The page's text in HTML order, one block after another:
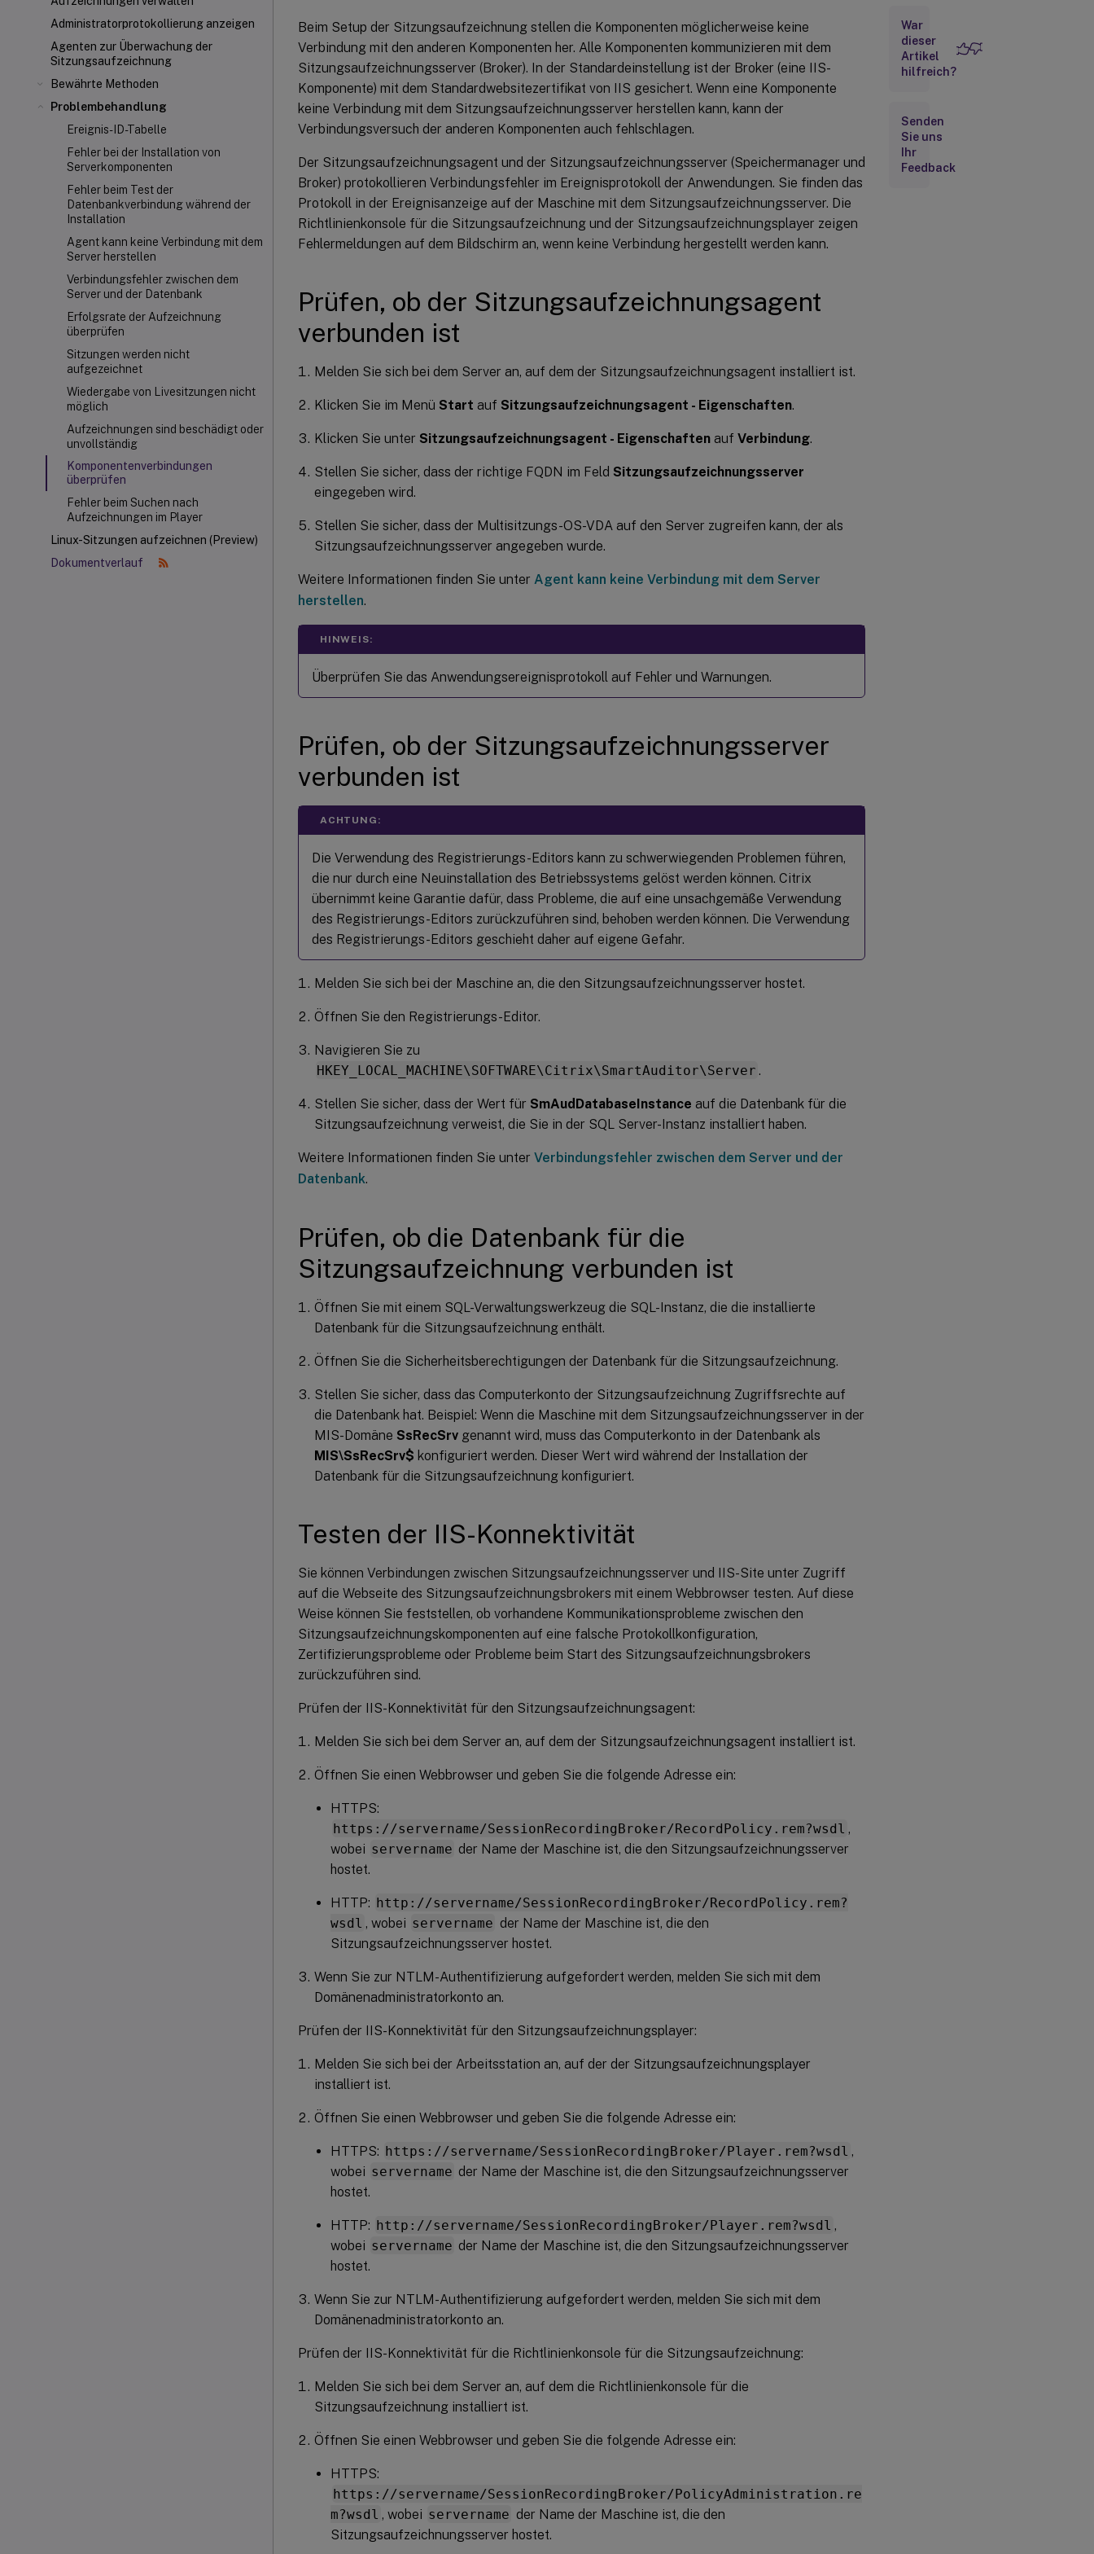
Administratorprotokollierung anzeigen
Agenten zur Überwachung der
Sitzungsaufzeichnung
Bewährte Methoden
Problembehandlung
Ereignis-ID-Tabelle
Fehler bei der Installation von
Serverkomponenten
Fehler beim Test der
Datenbankverbindung während der
Installation
Agent kann keine Verbindung mit dem
Server herstellen
Verbindungsfehler zwischen dem
Server und der Datenbank
Erfolgsrate der Aufzeichnung
überprüfen
Sitzungen werden nicht
aufgezeichnet
Wiedergabe von Livesitzungen nicht
möglich
Aufzeichnungen sind beschädigt oder
unvollständig
Komponentenverbindungen
überprüfen
Fehler beim Suchen nach
Aufzeichnungen im Player
Linux-Sitzungen aufzeichnen (Preview)
Dokumentverlauf
Beim Setup der Sitzungsaufzeichnung stellen die Komponenten möglicherweise keine
Verbindung mit den anderen Komponenten her. Alle Komponenten kommunizieren mit dem
Sitzungsaufzeichnungsserver (Broker). In der Standardeinstellung ist der Broker (eine IIS-
Komponente) mit dem Standardwebsitezertifikat von IIS gesichert. Wenn eine Komponente
keine Verbindung mit dem Sitzungsaufzeichnungsserver herstellen kann, kann der
Verbindungsversuch der anderen Komponenten auch fehlschlagen.
Der Sitzungsaufzeichnungsagent und der Sitzungsaufzeichnungsserver (Speichermanager und
Broker) protokollieren Verbindungsfehler im Ereignisprotokoll der Anwendungen. Sie finden das
Protokoll in der Ereignisanzeige auf der Maschine mit dem Sitzungsaufzeichnungsserver. Die
Richtlinienkonsole für die Sitzungsaufzeichnung und der Sitzungsaufzeichnungsplayer zeigen
Fehlermeldungen auf dem Bildschirm an, wenn keine Verbindung hergestellt werden kann.
Prüfen, ob der Sitzungsaufzeichnungsagent
verbunden ist
Melden Sie sich bei dem Server an, auf dem der Sitzungsaufzeichnungsagent installiert ist.
Klicken Sie im Menü Start auf Sitzungsaufzeichnungsagent - Eigenschaften.
Klicken Sie unter Sitzungsaufzeichnungsagent - Eigenschaften auf Verbindung.
Stellen Sie sicher, dass der richtige FQDN im Feld Sitzungsaufzeichnungsserver
eingegeben wird.
Stellen Sie sicher, dass der Multisitzungs-OS-VDA auf den Server zugreifen kann, der als
Sitzungsaufzeichnungsserver angegeben wurde.
Weitere Informationen finden Sie unter Agent kann keine Verbindung mit dem Server
herstellen.
HINWEIS:
Überprüfen Sie das Anwendungsereignisprotokoll auf Fehler und Warnungen.
Prüfen, ob der Sitzungsaufzeichnungsserver
verbunden ist
ACHTUNG:
Die Verwendung des Registrierungs-Editors kann zu schwerwiegenden Problemen führen,
die nur durch eine Neuinstallation des Betriebssystems gelöst werden können. Citrix
übernimmt keine Garantie dafür, dass Probleme, die auf eine unsachgemäße Verwendung
des Registrierungs-Editors zurückzuführen sind, behoben werden können. Die Verwendung
des Registrierungs-Editors geschieht daher auf eigene Gefahr.
Melden Sie sich bei der Maschine an, die den Sitzungsaufzeichnungsserver hostet.
Öffnen Sie den Registrierungs-Editor.
Navigieren Sie zu
HKEY_LOCAL_MACHINE\SOFTWARE\Citrix\SmartAuditor\Server .
Stellen Sie sicher, dass der Wert für SmAudDatabaseInstance auf die Datenbank für die
Sitzungsaufzeichnung verweist, die Sie in der SQL Server-Instanz installiert haben.
Weitere Informationen finden Sie unter Verbindungsfehler zwischen dem Server und der
Datenbank.
Prüfen, ob die Datenbank für die
Sitzungsaufzeichnung verbunden ist
Öffnen Sie mit einem SQL-Verwaltungswerkzeug die SQL-Instanz, die die installierte
Datenbank für die Sitzungsaufzeichnung enthält.
Öffnen Sie die Sicherheitsberechtigungen der Datenbank für die Sitzungsaufzeichnung.
Stellen Sie sicher, dass das Computerkonto der Sitzungsaufzeichnung Zugriffsrechte auf
die Datenbank hat. Beispiel: Wenn die Maschine mit dem Sitzungsaufzeichnungsserver in der
MIS-Domäne SsRecSrv genannt wird, muss das Computerkonto in der Datenbank als
MIS\SsRecSrv$ konfiguriert werden. Dieser Wert wird während der Installation der
Datenbank für die Sitzungsaufzeichnung konfiguriert.
Testen der IIS-Konnektivität
Sie können Verbindungen zwischen Sitzungsaufzeichnungsserver und IIS-Site unter Zugriff
auf die Webseite des Sitzungsaufzeichnungsbrokers mit einem Webbrowser testen. Auf diese
Weise können Sie feststellen, ob vorhandene Kommunikationsprobleme zwischen den
Sitzungsaufzeichnungskomponenten auf eine falsche Protokollkonfiguration,
Zertifizierungsprobleme oder Probleme beim Start des Sitzungsaufzeichnungsbrokers
zurückzuführen sind.
Prüfen der IIS-Konnektivität für den Sitzungsaufzeichnungsagent:
Melden Sie sich bei dem Server an, auf dem der Sitzungsaufzeichnungsagent installiert ist.
Öffnen Sie einen Webbrowser und geben Sie die folgende Adresse ein:
HTTPS:
https://servername/SessionRecordingBroker/RecordPolicy.rem?wsdl ,
wobei servername der Name der Maschine ist, die den Sitzungsaufzeichnungsserver
hostet.
HTTP: http://servername/SessionRecordingBroker/RecordPolicy.rem?
wsdl , wobei servername der Name der Maschine ist, die den
Sitzungsaufzeichnungsserver hostet.
Wenn Sie zur NTLM-Authentifizierung aufgefordert werden, melden Sie sich mit dem
Domänenadministratorkonto an.
Prüfen der IIS-Konnektivität für den Sitzungsaufzeichnungsplayer:
Melden Sie sich bei der Arbeitsstation an, auf der der Sitzungsaufzeichnungsplayer
installiert ist.
Öffnen Sie einen Webbrowser und geben Sie die folgende Adresse ein:
HTTPS: https://servername/SessionRecordingBroker/Player.rem?wsdl ,
wobei servername der Name der Maschine ist, die den Sitzungsaufzeichnungsserver
hostet.
HTTP: http://servername/SessionRecordingBroker/Player.rem?wsdl ,
wobei servername der Name der Maschine ist, die den Sitzungsaufzeichnungsserver
hostet.
Wenn Sie zur NTLM-Authentifizierung aufgefordert werden, melden Sie sich mit dem
Domänenadministratorkonto an.
Prüfen der IIS-Konnektivität für die Richtlinienkonsole für die Sitzungsaufzeichnung:
Melden Sie sich bei dem Server an, auf dem die Richtlinienkonsole für die
Sitzungsaufzeichnung installiert ist.
Öffnen Sie einen Webbrowser und geben Sie die folgende Adresse ein:
HTTPS:
https://servername/SessionRecordingBroker/PolicyAdministration.re
m?wsdl , wobei servername der Name der Maschine ist, die den
Sitzungsaufzeichnungsserver hostet.
verbunden ist
Testen der
IIS-
Problembehandlung
bei Zertifikaten
War
dieser
Artikel
hilfreich?
Senden
Sie uns
Ihr
Feedback